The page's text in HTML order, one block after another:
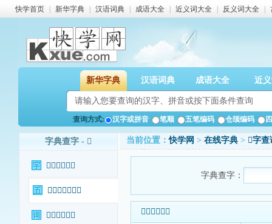
快学首页 新华字典 汉语词典 成语大全 近义词大全 反义词大全
新华字典 汉语词典 成语大全 近
查询方式: 汉字或拼音 笔顺 五笔编码 仓颉编码
字典查字 - 𪝖
𪝖字基本信息
𪝖字输入法查询
𪝖字相关词语
当前位置：快学网 > 在线字典 > 𪝖字
字典查字：
𪝖字基本信息